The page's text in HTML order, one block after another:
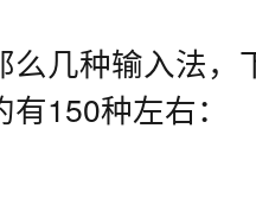
么几种输入法
150种左右：